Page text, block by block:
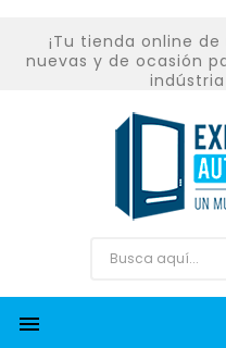
¡Tu tienda online
nuevas y de ocasión
